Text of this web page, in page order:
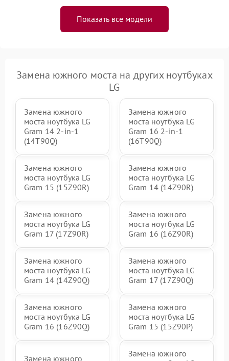
Показать все модели
Замена южного моста на других ноутбуках
LG
Замена южного
моста ноутбука LG
Gram 14 2-in-1
(14T90Q)
Замена южного
моста ноутбука LG
Gram 16 2-in-1
(16T90Q)
Замена южного
моста ноутбука LG
Gram 15 (15Z90R)
Замена южного
моста ноутбука LG
Gram 14 (14Z90R)
Замена южного
моста ноутбука LG
Gram 17 (17Z90R)
Замена южного
моста ноутбука LG
Gram 16 (16Z90R)
Замена южного
моста ноутбука LG
Gram 14 (14Z90Q)
Замена южного
моста ноутбука LG
Gram 17 (17Z90Q)
Замена южного
моста ноутбука LG
Gram 16 (16Z90Q)
Замена южного
моста ноутбука LG
Gram 15 (15Z90P)
Замена южного
Замена южного